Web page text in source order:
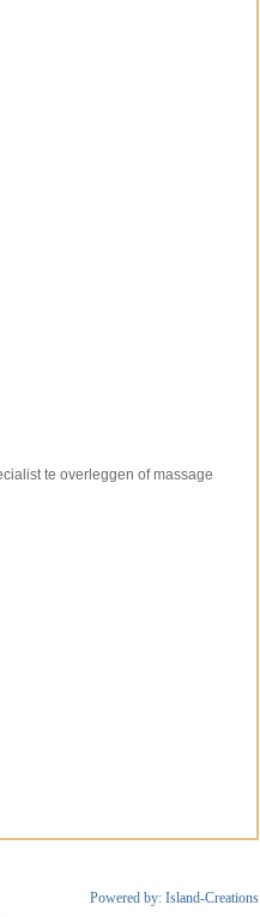
te overleggen of massage
Powered by: Island-Creations